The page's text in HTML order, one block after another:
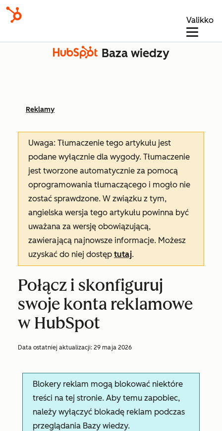
Valikko
Baza wiedzy
Reklamy
Uwaga: Tłumaczenie tego artykułu jest
podane wyłącznie dla wygody. Tłumaczenie
jest tworzone automatycznie za pomocą
oprogramowania tłumaczącego i mogło nie
zostać sprawdzone. W związku z tym,
angielska wersja tego artykułu powinna być
uważana za wersję obowiązującą,
zawierającą najnowsze informacje. Możesz
uzyskać do niej dostęp tutaj.
Połącz i skonfiguruj
swoje konta reklamowe
w HubSpot
Data ostatniej aktualizacji: 29 maja 2026
Blokery reklam mogą blokować niektóre
treści na tej stronie. Aby temu zapobiec,
należy wyłączyć blokadę reklam podczas
przeglądania Bazy wiedzy.